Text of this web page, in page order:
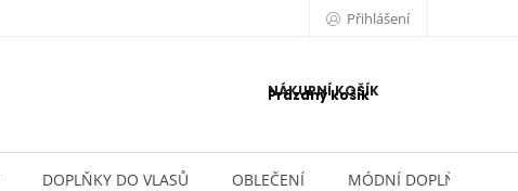
Přihlášení
NÁKUPNÍ KOŠÍK
Prázdný košík
DOPLŇKY DO VLASŮ OBLEČENÍ MÓDNÍ DOPLŇKY